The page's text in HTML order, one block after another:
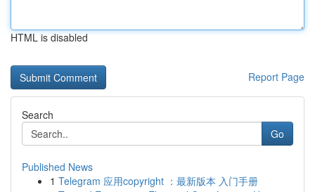
HTML is disabled
Report Page
Search
Go
Published News
1 Telegram 应用copyright ：最新版本 入门手册